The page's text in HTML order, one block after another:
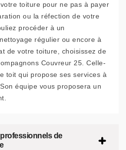
toiture pour ne pas à payer
ou la réfection de votre
procéder à un
régulier ou encore à
de votre toiture, choisissez de
Couvreur 25. Celle-
toit qui propose ses services à
équipe vous proposera un
de